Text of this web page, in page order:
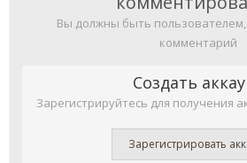
Вы должны быть
комментарий
Создать
Зарегистрируйтесь для получения
Зарегистрировать